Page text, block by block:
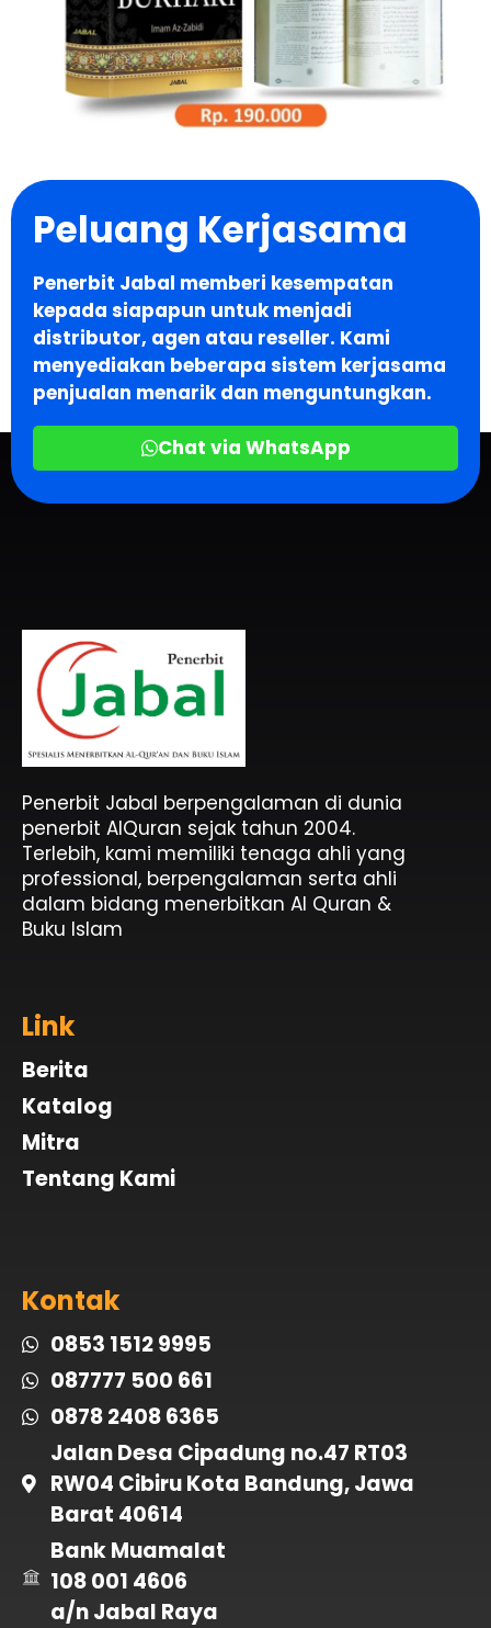
Peluang Kerjasama
Penerbit Jabal memberi kesempatan
kepada siapapun untuk menjadi
distributor, agen atau reseller. Kami
menyediakan beberapa sistem kerjasama
penjualan menarik dan menguntungkan.
Chat via WhatsApp
Penerbit Al Quran Jabal
Penerbit Al Quran & Buku Islam Berpengalaman Sejak 2004
Penerbit Jabal berpengalaman di dunia
penerbit AlQuran sejak tahun 2004.
Terlebih, kami memiliki tenaga ahli yang
professional, berpengalaman serta ahli
dalam bidang menerbitkan Al Quran &
Buku Islam
Link
Berita
Katalog
Mitra
Tentang Kami
Kontak
0853 1512 9995
087777 500 661
0878 2408 6365
Jalan Desa Cipadung no.47 RT03
RW04 Cibiru Kota Bandung, Jawa
Barat 40614
Bank Muamalat
108 001 4606
a/n Jabal Raya